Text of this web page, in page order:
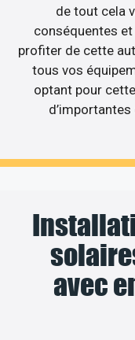
de tout cela
conséquentes et
profiter de cette
tous vos
optant pour
avec